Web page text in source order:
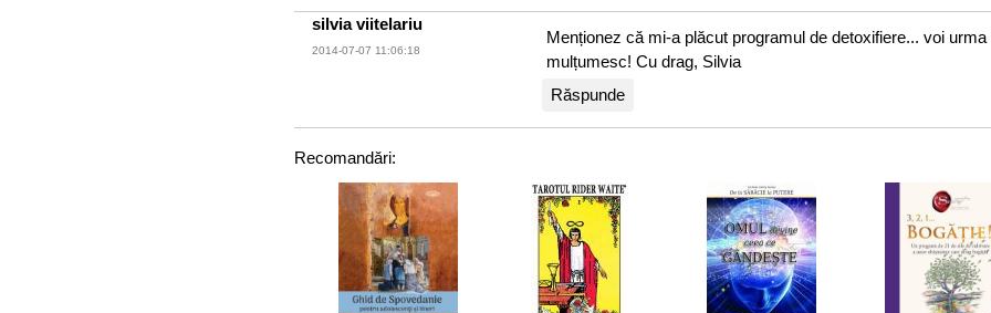
Lucrează cu îngerii pentru a-ți
detoxifica organismul și pentru
a-ți crește nivelul energetic.
silvia viitelariu
2014-07-07 11:06:18
Menționez că mi-a plăcut programul de detoxifiere... voi
mulțumesc! Cu drag, Silvia
Răspunde
Recomandări: